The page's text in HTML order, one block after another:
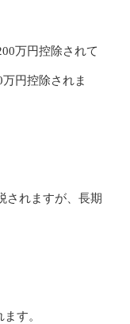
万円控除されて
円控除されま
されますが、長期
す。